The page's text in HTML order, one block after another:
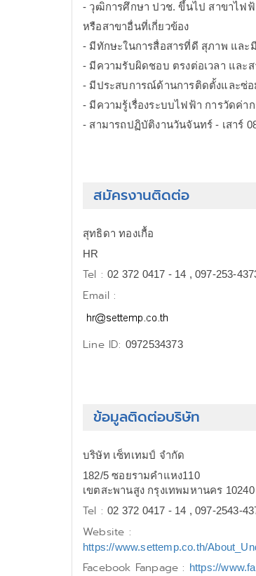
- วุฒิการศึกษา ปวช. ขึ้นไป สาขาไฟฟ้
หรือสาขาอื่นที่เกี่ยวข้อง
- มีทักษะในการสื่อสารที่ดี สุภาพ และ
- มีความรับผิดชอบ ตรงต่อเวลา และ
- มีประสบการณ์ด้านการติดตั้งและซ่อ
- มีความรู้เรื่องระบบไฟฟ้า การวัดค่า
- สามารถปฏิบัติงานวันจันทร์ - เสาร์
สมัครงานติดต่อ
สุทธิดา ทองเกื้อ
HR
Tel :02 372 0417 - 14 , 097-253-
Email :
Line ID: 0972534373
ข้อมูลติดต่อบริษัท
บริษัท เซ็ทเทมป์ จำกัด
182/5 ซอยรามคำแหง110
เขตสะพานสูง กรุงเทพมหานคร 10240
Tel :02 372 0417 - 14 , 097-2543-
Website :
https://www.settemp.co.th/
Facebook Fanpage : https://